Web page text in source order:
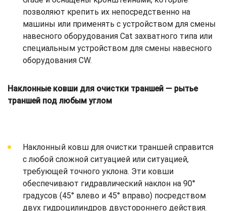
позволяют крепить их непосредственно на
машины или применять с устройством для смены
навесного оборудования Cat захватного типа или
специальным устройством для смены навесного
оборудования CW.
Наклонные ковши для очистки траншей — рытье
траншей под любым углом
Наклонный ковш для очистки траншей справится
с любой сложной ситуацией или ситуацией,
требующей точного уклона. Эти ковши
обеспечивают гидравлический наклон на 90°
градусов (45° влево и 45° вправо) посредством
двух гидроцилиндров двустороннего действия.